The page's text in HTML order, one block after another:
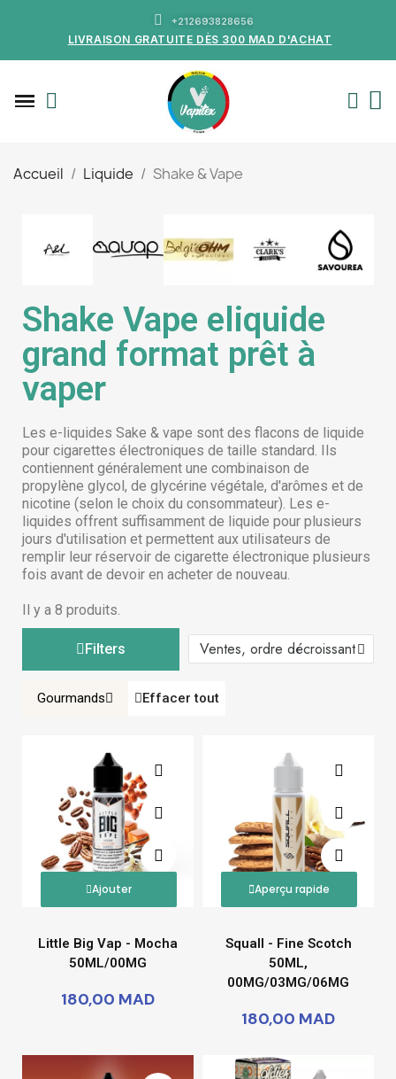
+212693828656
LIVRAISON GRATUITE DÈS 300 MAD D'ACHAT
Accueil Liquide Shake & Vape
Shake Vape eliquide
grand format prêt à
vaper
Les e-liquides Sake & vape sont des flacons de liquide
pour cigarettes électroniques de taille standard. Ils
contiennent généralement une combinaison de
propylène glycol, de glycérine végétale, d'arômes et de
nicotine (selon le choix du consommateur). Les e-
liquides offrent suffisamment de liquide pour plusieurs
jours d'utilisation et permettent aux utilisateurs de
remplir leur réservoir de cigarette électronique plusieurs
fois avant de devoir en acheter de nouveau.
Il y a 8 produits.
Filters
Gourmands Effacer tout
Ajouter
Little Big Vap - Mocha
50ML/00MG
180,00 MAD
Aperçu rapide
Squall - Fine Scotch
50ML,
00MG/03MG/06MG
180,00 MAD